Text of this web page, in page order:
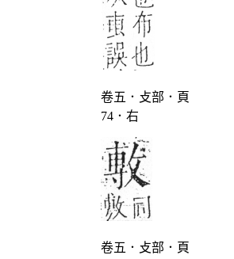
卷五．攴部．頁
74．右
卷五．攴部．頁